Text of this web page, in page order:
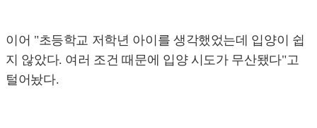
이어 "초등학교 저학년 아이를 생각했었는데 입양이 쉽
지 않았다. 여러 조건 때문에 입양 시도가 무산됐다"고
털어놨다.